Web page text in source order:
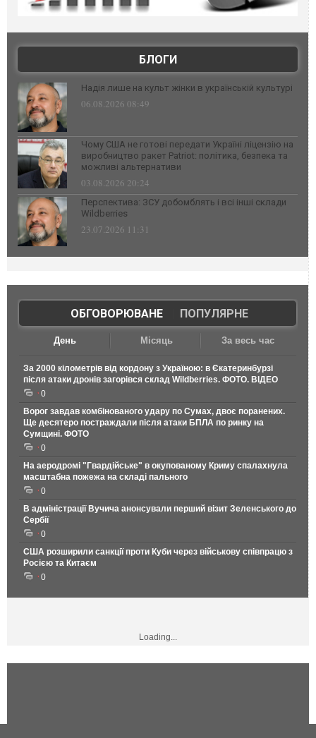
БЛОГИ
Надія лише на культ жінки в українській культурі
06.08.2026 08:49
Чому США не готові передати Україні ліцензію на
виробництво ракет Patriot: політика, безпека та
можливі альтернативи
03.08.2026 20:24
Перспектива: ЗСУ добомблять і всі інші склади
Wildberries
23.07.2026 11:31
ОБГОВОРЮВАНЕ| ПОПУЛЯРНЕ
День Місяць За весь час
За 2000 кілометрів від кордону з Україною: в Єкатеринбурзі
після атаки дронів загорівся склад Wildberries. ФОТО. ВІДЕО
0
Ворог завдав комбінованого удару по Сумах, двоє поранених.
Ще десятеро постраждали після атаки БПЛА по ринку на
Сумщині. ФОТО
0
На аеродромі "Гвардійське" в окупованому Криму спалахнула
масштабна пожежа на складі пального
0
В адміністрації Вучича анонсували перший візит Зеленського до
Сербії
0
США розширили санкції проти Куби через військову співпрацю з
Росією та Китаєм
0
Loading...